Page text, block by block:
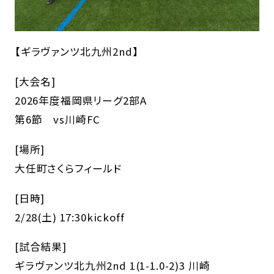
【ギラヴァンツ北九州2nd】
[大会名]
2026年度福岡県リーグ2部A
第6節 vs川崎FC
[場所]
大任町さくらフィールド
[日時]
2/28(土) 17:30kickoff
[試合結果]
ギラヴァンツ北九州2nd 1(1-1.0-2)3 川崎